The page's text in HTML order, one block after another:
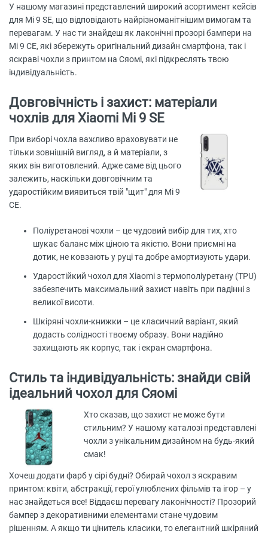
У нашому магазині представлений широкий асортимент кейсів
для Mi 9 SE, що відповідають найрізноманітнішим вимогам та
перевагам. У нас ти знайдеш як лаконічні прозорі бампери на
Мі 9 СЕ, які збережуть оригінальний дизайн смартфона, так і
яскраві чохли з принтом на Сяомі, які підкреслять твою
індивідуальність.
Довговічність і захист: матеріали
чохлів для Xiaomi Mi 9 SE
При виборі чохла важливо враховувати не
тільки зовнішній вигляд, а й матеріали, з
яких він виготовлений. Адже саме від цього
залежить, наскільки довговічним та
ударостійким виявиться твій "щит" для Мі 9
СЕ.
Поліуретанові чохли – це чудовий вибір для тих, хто
шукає баланс між ціною та якістю. Вони приємні на
дотик, не ковзають у руці та добре амортизують удари.
Ударостійкий чохол для Xiaomi з термополіуретану (TPU)
забезпечить максимальний захист навіть при падінні з
великої висоти.
Шкіряні чохли-книжки – це класичний варіант, який
додасть солідності твоєму образу. Вони надійно
захищають як корпус, так і екран смартфона.
Стиль та індивідуальність: знайди свій
ідеальний чохол для Сяомі
Хто сказав, що захист не може бути
стильним? У нашому каталозі представлені
чохли з унікальним дизайном на будь-який
смак!
Хочеш додати фарб у сірі будні? Обирай чохол з яскравим
принтом: квіти, абстракції, герої улюблених фільмів та ігор – у
нас знайдеться все! Віддаєш перевагу лаконічності? Прозорий
бампер з декоративними елементами стане чудовим
рішенням. А якщо ти цінитель класики, то елегантний шкіряний